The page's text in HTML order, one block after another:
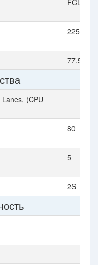
225 Watt
77.5mm
(CPU
80
5
2S